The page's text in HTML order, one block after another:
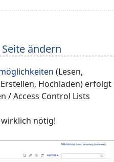
ändern
(Lesen,
Hochladen) erfolgt
/ Access Control Lists
nötig!